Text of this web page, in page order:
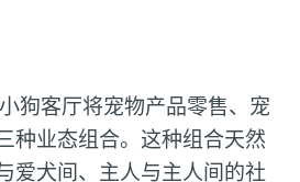
狗客厅将宠物产品零售、宠
种业态组合。这种组合天然
爱犬间、主人与主人间的社